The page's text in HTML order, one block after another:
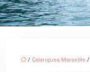
/ Calanques Marseille /